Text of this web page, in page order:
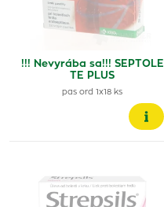
!!! Nevyrába sa!!! SEPTOLE
TE PLUS
pas ord 1x18 ks